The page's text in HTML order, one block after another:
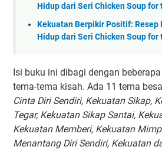
Hidup dari Seri Chicken Soup for
Kekuatan Berpikir Positif: Resep
Hidup dari Seri Chicken Soup for
Isi buku ini dibagi dengan
tema-tema kisah. Ada 11 tema
Cinta Diri Sendiri, Kekuatan Sikap,
Tegar, Kekuatan Sikap Santai,
Kekuatan Memberi, Kekuatan
Menantang Diri Sendiri, Kekuatan